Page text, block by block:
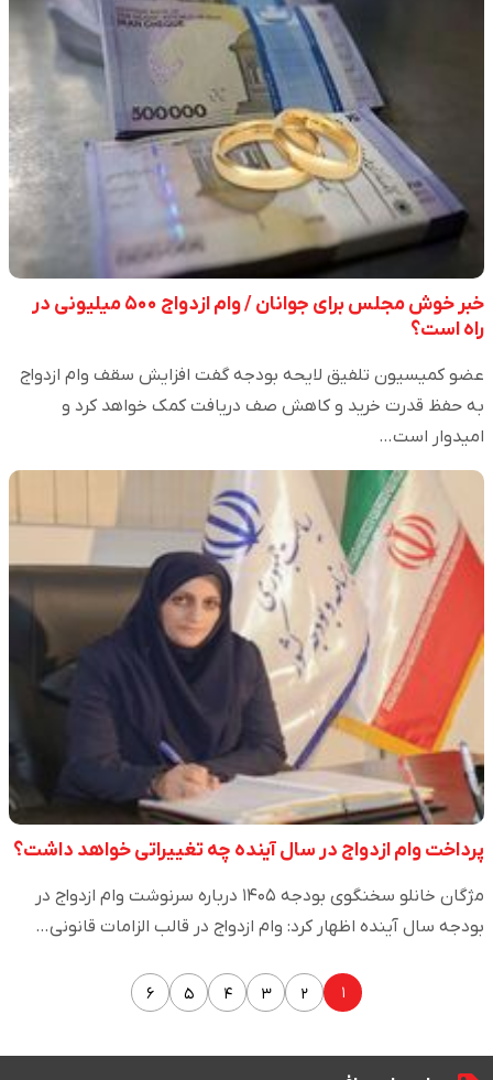
خبر خوش مجلس برای جوانان / وام ازدواج ۵۰۰ میلیونی در
راه است؟
عضو کمیسیون تلفیق لایحه بودجه گفت افزایش سقف وام ازدواج
به حفظ قدرت خرید و کاهش صف دریافت کمک خواهد کرد و
امیدوار است…
پرداخت وام ازدواج در سال آینده چه تغییراتی خواهد داشت؟
مژگان خانلو سخنگوی بودجه ۱۴۰۵ درباره سرنوشت وام ازدواج در
بودجه سال آینده اظهار کرد: وام ازدواج در قالب الزامات قانونی…
۱ ۲ ۳ ۴ ۵ ۶